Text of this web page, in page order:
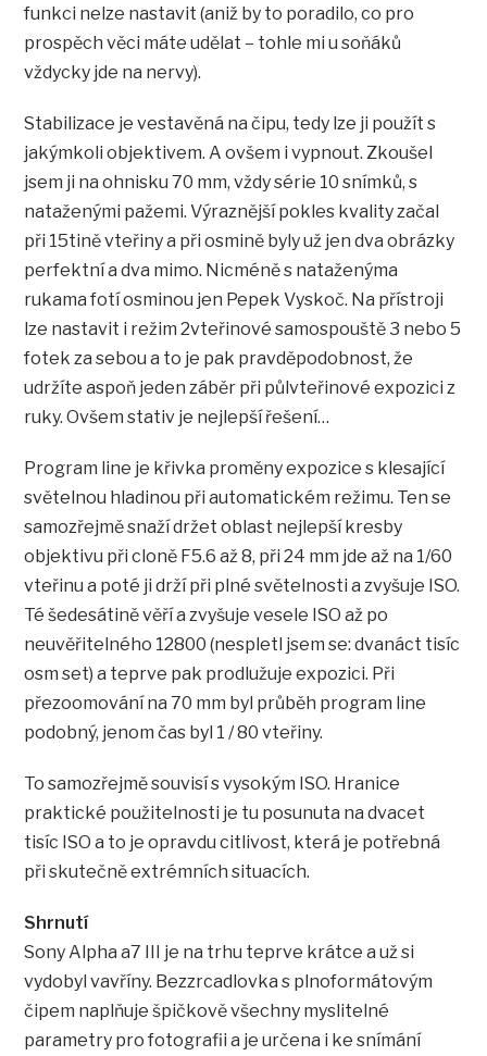
funkci nelze nastavit (aniž by to poradilo, co pro
prospěch věci máte udělat – tohle mi u soňáků
vždycky jde na nervy).
Stabilizace je vestavěná na čipu, tedy lze ji použít s
jakýmkoli objektivem. A ovšem i vypnout. Zkoušel
jsem ji na ohnisku 70 mm, vždy série 10 snímků, s
nataženými pažemi. Výraznější pokles kvality začal
při 15tině vteřiny a při osmině byly už jen dva obrázky
perfektní a dva mimo. Nicméně s nataženýma
rukama fotí osminou jen Pepek Vyskoč. Na přístroji
lze nastavit i režim 2vteřinové samospouště 3 nebo 5
fotek za sebou a to je pak pravděpodobnost, že
udržíte aspoň jeden záběr při půlvteřinové expozici z
ruky. Ovšem stativ je nejlepší řešení…
Program line je křivka proměny expozice s klesající
světelnou hladinou při automatickém režimu. Ten se
samozřejmě snaží držet oblast nejlepší kresby
objektivu při cloně F5.6 až 8, při 24 mm jde až na 1/60
vteřinu a poté ji drží při plné světelnosti a zvyšuje ISO.
Té šedesátině věří a zvyšuje vesele ISO až po
neuvěřitelného 12800 (nespletl jsem se: dvanáct tisíc
osm set) a teprve pak prodlužuje expozici. Při
přezoomování na 70 mm byl průběh program line
podobný, jenom čas byl 1 / 80 vteřiny.
To samozřejmě souvisí s vysokým ISO. Hranice
praktické použitelnosti je tu posunuta na dvacet
tisíc ISO a to je opravdu citlivost, která je potřebná
při skutečně extrémních situacích.
Shrnutí
Sony Alpha a7 III je na trhu teprve krátce a už si
vydobyl vavříny. Bezzrcadlovka s plnoformátovým
čipem naplňuje špičkově všechny myslitelné
parametry pro fotografii a je určena i ke snímání